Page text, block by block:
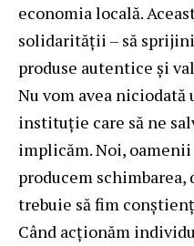
economia locală.
solidarității – să
produse autentice și
Nu vom avea niciodată
instituție care să ne
implicăm. Noi,
producem schimbarea,
trebuie să fim
Când acționăm